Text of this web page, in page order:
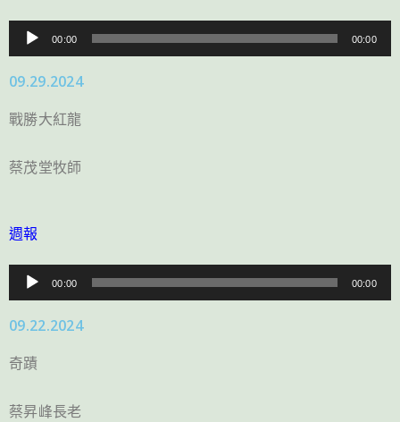
訊
播
放
00:00 00:00
09.29.2024
戰勝大紅龍
蔡茂堂牧師
週報
訊
播
放
00:00 00:00
09.22.2024
奇蹟
蔡昇峰長老